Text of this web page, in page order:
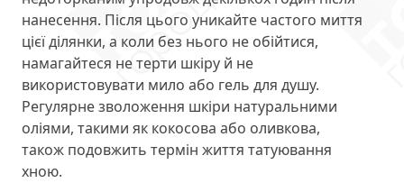
нанесення. Після цього уникайте частого миття
цієї ділянки, а коли без нього не обійтися,
намагайтеся не терти шкіру й не
використовувати мило або гель для душу.
Регулярне зволоження шкіри натуральними
оліями, такими як кокосова або оливкова,
також подовжить термін життя татуювання
хною.